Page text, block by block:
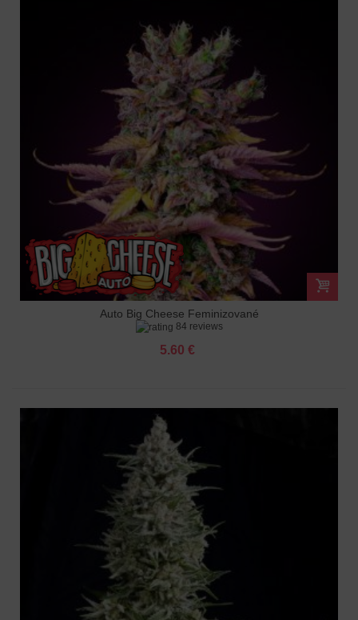
Auto Big Cheese Feminizované
84 reviews
5.60 €